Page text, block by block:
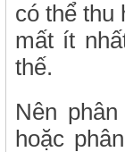
có thể thu
mất ít
thế.
Nên
hoặc